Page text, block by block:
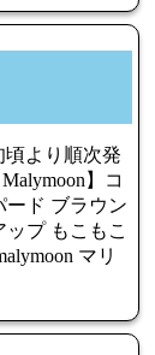
より順次発
】コ
ード ブラウン
プ もこもこ
マリ